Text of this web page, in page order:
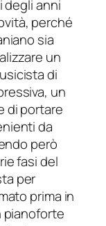
degli anni
perché
sia
alizzare un
di
un
di portare
da
però
fasi del
per
prima in
pianoforte